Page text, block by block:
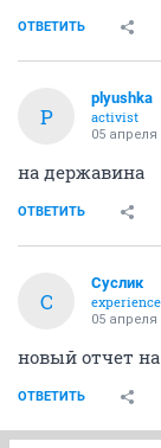
ОТВЕТИТЬ
P
plyushka
activist
05 апреля
на державина
ОТВЕТИТЬ
С
Суслик
05 апреля
новый отчет
ОТВЕТИТЬ